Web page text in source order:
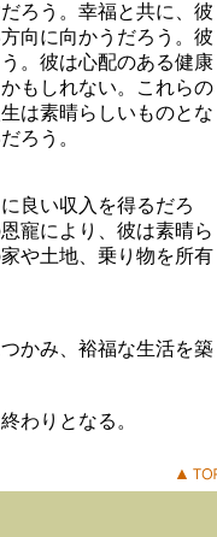
ろう。幸福と共に、彼
向に向かうだろう。彼
。彼は心配のある健康
もしれない。これらの
は素晴らしいものとな
だろう。
良い収入を得るだろ
寵により、彼は素晴ら
や土地、乗り物を所有
かみ、裕福な生活を築
わりとなる。